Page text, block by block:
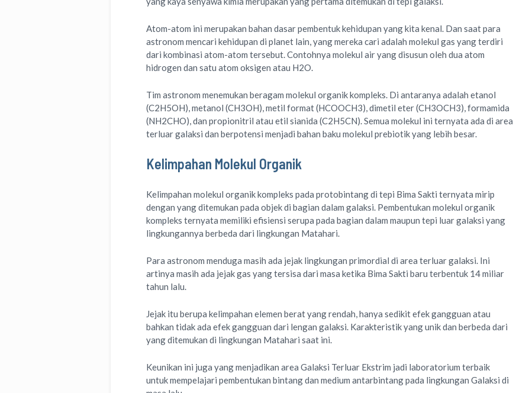
Atom-atom ini merupakan bahan dasar pembentuk kehidupan yang kita kenal. Dan saat para
astronom mencari kehidupan di planet lain, yang mereka cari adalah molekul gas yang terdiri
dari kombinasi atom-atom tersebut. Contohnya molekul air yang disusun oleh dua atom
hidrogen dan satu atom oksigen atau H2O.
Tim astronom menemukan beragam molekul organik kompleks. Di antaranya adalah etanol
(C2H5OH), metanol (CH3OH), metil format (HCOOCH3), dimetil eter (CH3OCH3), formamida
(NH2CHO), dan propionitril atau etil sianida (C2H5CN). Semua molekul ini ternyata ada di area
terluar galaksi dan berpotensi menjadi bahan baku molekul prebiotik yang lebih besar.
Kelimpahan Molekul Organik
Kelimpahan molekul organik kompleks pada protobintang di tepi Bima Sakti ternyata mirip
dengan yang ditemukan pada objek di bagian dalam galaksi. Pembentukan molekul organik
kompleks ternyata memiliki efisiensi serupa pada bagian dalam maupun tepi luar galaksi yang
lingkungannya berbeda dari lingkungan Matahari.
Para astronom menduga masih ada jejak lingkungan primordial di area terluar galaksi. Ini
artinya masih ada jejak gas yang tersisa dari masa ketika Bima Sakti baru terbentuk 14 miliar
tahun lalu.
Jejak itu berupa kelimpahan elemen berat yang rendah, hanya sedikit efek gangguan atau
bahkan tidak ada efek gangguan dari lengan galaksi. Karakteristik yang unik dan berbeda dari
yang ditemukan di lingkungan Matahari saat ini.
Keunikan ini juga yang menjadikan area Galaksi Terluar Ekstrim jadi laboratorium terbaik
untuk mempelajari pembentukan bintang dan medium antarbintang pada lingkungan Galaksi di